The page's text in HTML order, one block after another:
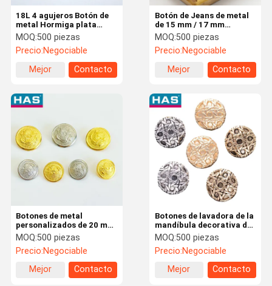
18L 4 agujeros Botón de
metal Hormiga plata
Botones de camisa de
metal redondo de borde
delgado
MOQ:500 piezas
Precio:Negociable
Mejor
Contacto
Botón de Jeans de metal
de 15 mm / 17 mm
Colorido botones
personalizados para ropa
de jeans
MOQ:500 piezas
Precio:Negociable
Mejor
Contacto
Botones de metal
personalizados de 20 mm
Botones de metal
ecológicos de Jean Oro
Plata
MOQ:500 piezas
Precio:Negociable
Mejor
Contacto
Botones de lavadora de la
mandíbula decorativa de
18 mm / 23 mm Botones
de camisa de oro
MOQ:500 piezas
Precio:Negociable
Mejor
Contacto